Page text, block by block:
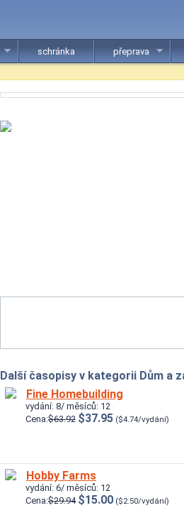
schránka přeprava
Další časopisy v kategorii Dům a
Fine Homebuilding
vydání: 8/ měsíců: 12
Cena:$63.92 $37.95 ($4.74/vydání)
Hobby Farms
vydání: 6/ měsíců: 12
Cena:$29.94 $15.00 ($2.50/vydání)